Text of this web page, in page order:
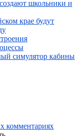
школьники и
крае будут
симулятор кабины
комментариях